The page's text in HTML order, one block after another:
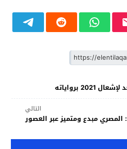
برواياته
التالي
مبدع ومتميز عبر العصور